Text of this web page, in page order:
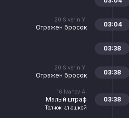
20 Siverin Y.
Отражен бросок 03:04
03:38
20 Siverin Y.
Отражен бросок 03:38
16 Ivanov A.
Малый штраф
Толчок клюшкой
03:38